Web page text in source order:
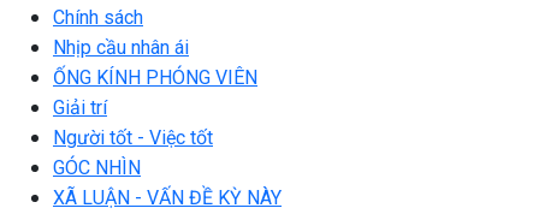
Chính sách
Nhịp cầu nhân ái
ỐNG KÍNH PHÓNG VIÊN
Giải trí
Người tốt - Việc tốt
GÓC NHÌN
XÃ LUẬN - VẤN ĐỀ KỲ NÀY